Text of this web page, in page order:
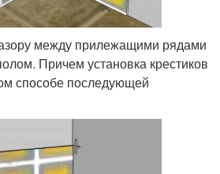
между прилежащими рядами
Причем установка крестиков
способе последующей